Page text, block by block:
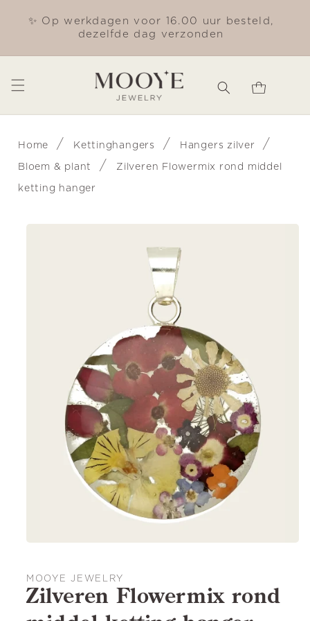
naar de
✨ Op werkdagen voor 16.00 uur besteld,
dezelfde dag verzonden
Winkelwagen
Home / Kettinghangers / Hangers zilver /
Bloem & plant / Zilveren Flowermix rond middel
ketting hanger
MOOYE JEWELRY
Zilveren Flowermix rond